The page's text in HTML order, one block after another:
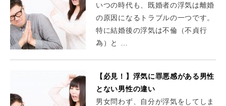
いつの時代も、既婚者の浮気は離婚
の原因になるトラブルの一つです。
特に結婚後の浮気は不倫（不貞行
為）と …
【必見！】浮気に罪悪感がある男性
とない男性の違い
男女問わず、自分が浮気をしてしま